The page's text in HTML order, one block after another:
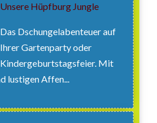
Unsere Hüpfburg Jungle
Das Dschungelabenteuer auf
Ihrer Gartenparty oder
Kindergeburtstagsfeier. Mit
lustigen Affen...